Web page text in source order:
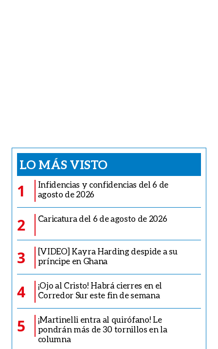
LO MÁS VISTO
1
Infidencias y confidencias del 6 de
agosto de 2026
2 Caricatura del 6 de agosto de 2026
3
[VIDEO] Kayra Harding despide a su
príncipe en Ghana
4
¡Ojo al Cristo! Habrá cierres en el
Corredor Sur este fin de semana
5
¡Martinelli entra al quirófano! Le
pondrán más de 30 tornillos en la
columna